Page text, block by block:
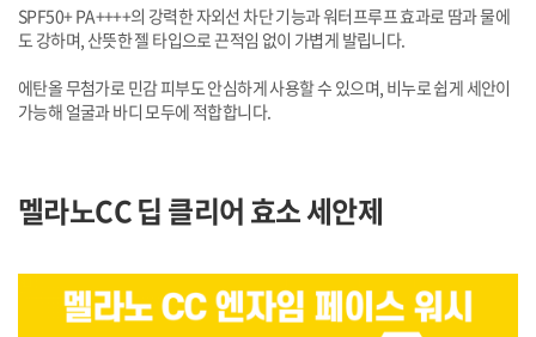
SPF50+ PA++++의 강력한 자외선 차단 기능과 워터프루프 효과로 땀과 물에
도 강하며, 산뜻한 젤 타입으로 끈적임 없이 가볍게 발립니다.
에탄올 무첨가로 민감 피부도 안심하게 사용할 수 있으며, 비누로 쉽게 세안이
가능해 얼굴과 바디 모두에 적합합니다.
멜라노CC 딥 클리어 효소 세안제